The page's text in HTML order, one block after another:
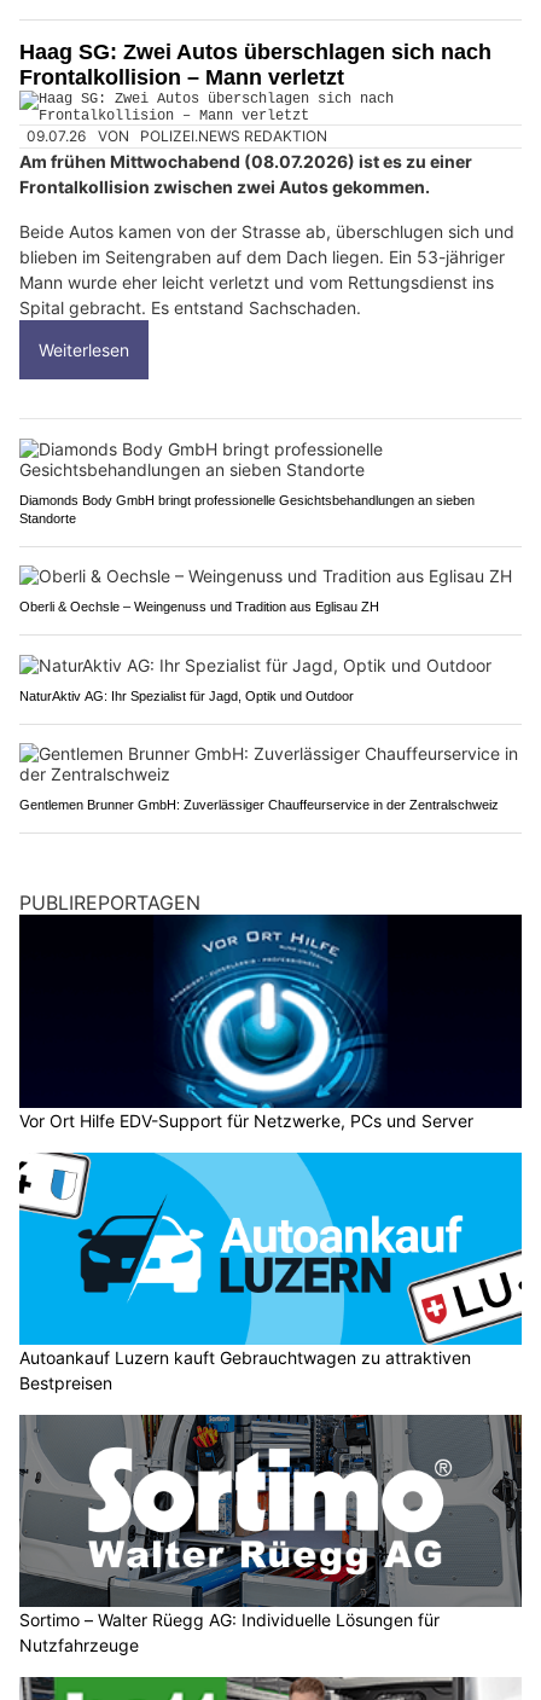
Haag SG: Zwei Autos überschlagen sich nach
Frontalkollision – Mann verletzt
09.07.26 VON POLIZEI.NEWS REDAKTION
Am frühen Mittwochabend (08.07.2026) ist es zu einer
Frontalkollision zwischen zwei Autos gekommen.
Beide Autos kamen von der Strasse ab, überschlugen sich und
blieben im Seitengraben auf dem Dach liegen. Ein 53-jähriger
Mann wurde eher leicht verletzt und vom Rettungsdienst ins
Spital gebracht. Es entstand Sachschaden.
Weiterlesen
Diamonds Body GmbH bringt professionelle Gesichtsbehandlungen an sieben
Standorte
Oberli & Oechsle – Weingenuss und Tradition aus Eglisau ZH
NaturAktiv AG: Ihr Spezialist für Jagd, Optik und Outdoor
Gentlemen Brunner GmbH: Zuverlässiger Chauffeurservice in der Zentralschweiz
PUBLIREPORTAGEN
Vor Ort Hilfe EDV-Support für Netzwerke, PCs und Server
Autoankauf Luzern kauft Gebrauchtwagen zu attraktiven
Bestpreisen
Sortimo – Walter Rüegg AG: Individuelle Lösungen für
Nutzfahrzeuge